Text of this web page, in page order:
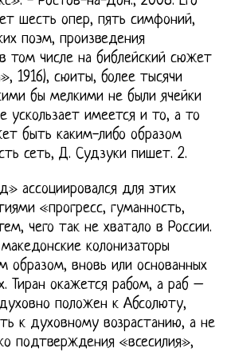
шесть опер, пять симфоний,
поэм, произведения
том числе на библейский сюжет
1916), сюиты, более тысячи
бы мелкими не были ячейки
ускользает имеется и то, а то
быть каким-либо образом
сеть, Д. Судзуки пишет. 2.
ассоциировался для этих
«прогресс, гуманность,
чего так не хватало в России.
колонизаторы
образом, вновь или основанных
Тиран окажется рабом, а раб –
положен к Абсолюту,
к духовному возрастанию, а не
подтверждения «всесилия»,